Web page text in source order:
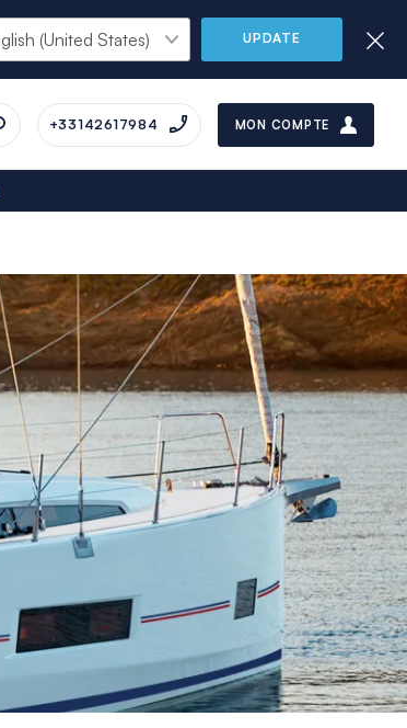
UPDATE
+33142617984 MON COMPTE